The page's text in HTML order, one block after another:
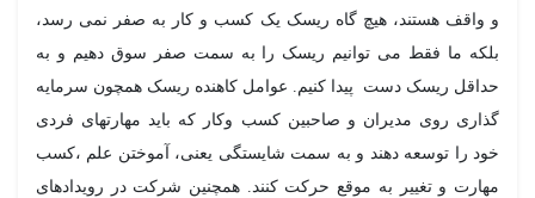
واقف هستند، هیچ گاه ریسک یک کسب و کار به صفر نمی رسد،
ما فقط می توانیم ریسک را به سمت صفر سوق دهیم و به
ریسک دست پیدا کنیم. عوامل کاهنده ریسک همچون سرمایه
روی مدیران و صاحبین کسب وکار که باید مهارتهای فردی
را توسعه دهند و به سمت شایستگی یعنی، آموختن علم ،کسب
و تغییر به موقع حرکت کنند. همچنین شرکت در رویدادهای